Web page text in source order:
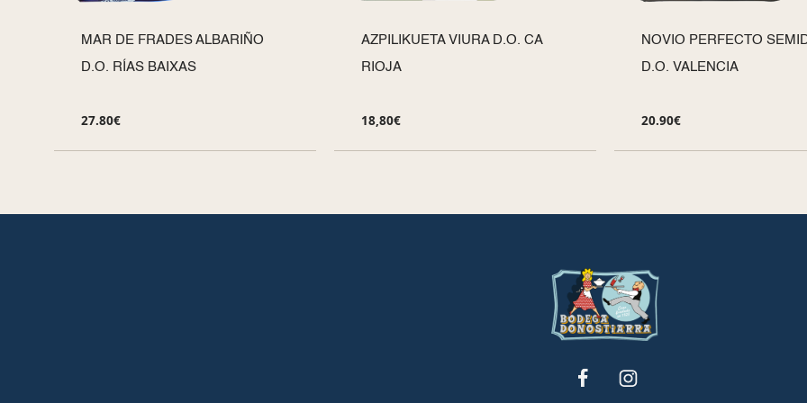
MAR DE FRADES ALBARIÑO
D.O. RÍAS BAIXAS
27.80€
AZPILIKUETA VIURA D.O. CA
RIOJA
18,80€
NOVIO PERFECTO
D.O. VALENCIA
20.90€